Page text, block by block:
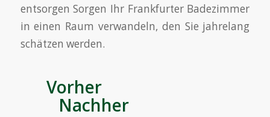
entsorgen Sorgen Ihr Frankfurter Badezimmer
in einen Raum verwandeln, den Sie jahrelang
schätzen werden.
Vorher
Nachher